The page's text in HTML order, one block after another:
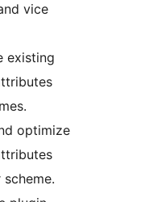
vice
existing
optimize